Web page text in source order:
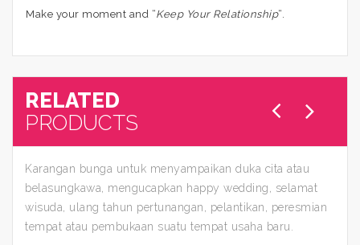
Make your moment and “Keep Your Relationship“.
RELATED
PRODUCTS
Karangan bunga untuk menyampaikan duka cita atau
belasungkawa, mengucapkan happy wedding, selamat
wisuda, ulang tahun pertunangan, pelantikan, peresmian
tempat atau pembukaan suatu tempat usaha baru.